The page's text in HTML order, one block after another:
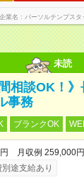
業名 パーソルテンプス
未読
相談OK！
事務
ブランクOK
月収例 259,000円
途支給あり